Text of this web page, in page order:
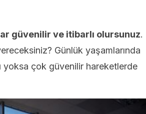
güvenilir ve itibarlı olursunuz.
Günlük yaşamlarında
yoksa çok güvenilir hareketlerde